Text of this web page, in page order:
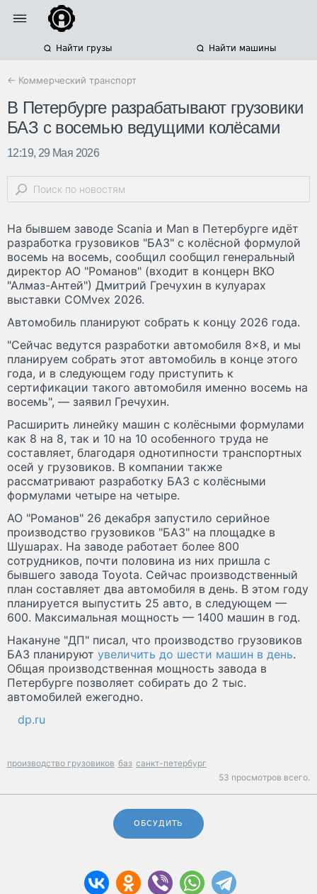
Найти грузы Найти машины
← Коммерческий транспорт
В Петербурге разрабатывают грузовики
БАЗ с восемью ведущими колёсами
12:19, 29 Мая 2026
На бывшем заводе Scania и Man в Петербурге идёт
разработка грузовиков "БАЗ" с колёсной формулой
восемь на восемь, сообщил сообщил генеральный
директор АО "Романов" (входит в концерн ВКО
"Алмаз-Антей") Дмитрий Гречухин в кулуарах
выставки COMvex 2026.
Автомобиль планируют собрать к концу 2026 года.
"Сейчас ведутся разработки автомобиля 8×8, и мы
планируем собрать этот автомобиль в конце этого
года, и в следующем году приступить к
сертификации такого автомобиля именно восемь на
восемь", — заявил Гречухин.
Расширить линейку машин с колёсными формулами
как 8 на 8, так и 10 на 10 особенного труда не
составляет, благодаря однотипности транспортных
осей у грузовиков. В компании также
рассматривают разработку БАЗ с колёсными
формулами четыре на четыре.
АО "Романов" 26 декабря запустило серийное
производство грузовиков "БАЗ" на площадке в
Шушарах. На заводе работает более 800
сотрудников, почти половина из них пришла с
бывшего завода Toyota. Сейчас производственный
план составляет два автомобиля в день. В этом году
планируется выпустить 25 авто, в следующем —
600. Максимальная мощность — 1400 машин в год.
Накануне "ДП" писал, что производство грузовиков
БАЗ планируют увеличить до шести машин в день.
Общая производственная мощность завода в
Петербурге позволяет собирать до 2 тыс.
автомобилей ежегодно.
dp.ru
производство грузовиков баз санкт-петербург
53 просмотров всего.
ОБСУДИТЬ